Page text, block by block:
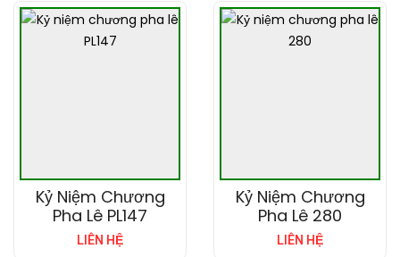
Kỷ Niệm Chương
Pha Lê PL147
LIÊN HỆ
Kỷ Niệm Chương
Pha Lê 280
LIÊN HỆ